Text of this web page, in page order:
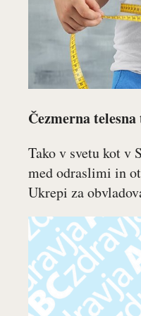
Čezmerna
Tako v svetu kot v
med odraslimi in
Ukrepi za